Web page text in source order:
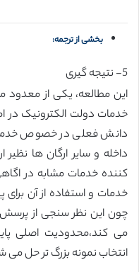
بخشی از ترجمه:
5- نتیجه گیری
این مطالعه، یکی از معدود
خدمات دولت الکترونیک در
دانش فعلی در خصوص خدمات
داخله و سایر ارگان ها نظیر
کننده خدمات مشابه در
خدمات و استفاده از آن
چون این نظر سنجی از
می کند،محدودیت اصلی
انتخاب نمونه بزرگ تر حل می